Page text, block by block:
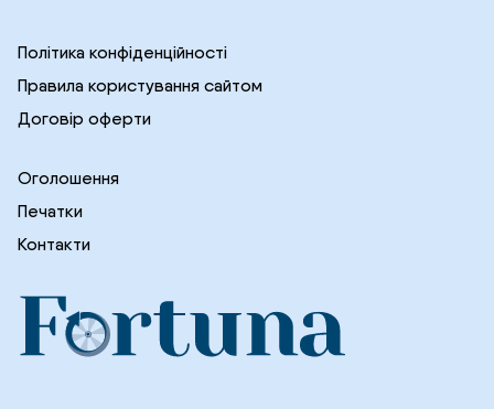
Політика конфіденційності
Правила користування сайтом
Договір оферти
Оголошення
Печатки
Контакти